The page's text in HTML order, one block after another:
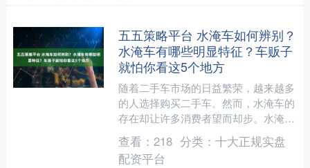
五五策略平台 水淹车如何辨别？
水淹车有哪些明显特征？车贩子
就怕你看这5个地方
随着二手车市场的日益繁荣，越来越多
的人选择购买二手车。然而，水淹车的
存在却让许多消费者望而却步。水淹车
不仅存在安全隐患，还可能导致高昂的
维修费用。因此，学会辨别....
查看： 218 分类： 十大正规实盘
配资平台